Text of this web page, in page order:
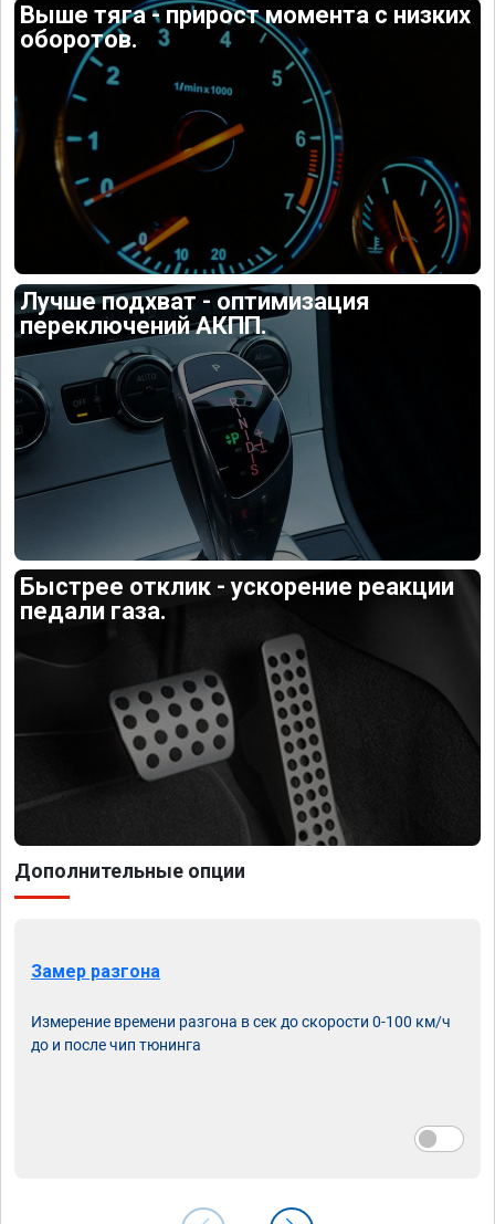
Выше тяга - прирост момента с низких
оборотов.
Лучше подхват - оптимизация
переключений АКПП.
Быстрее отклик - ускорение реакции
педали газа.
Дополнительные опции
Замер разгона
Измерение времени разгона в сек до скорости 0-100 км/ч
до и после чип тюнинга